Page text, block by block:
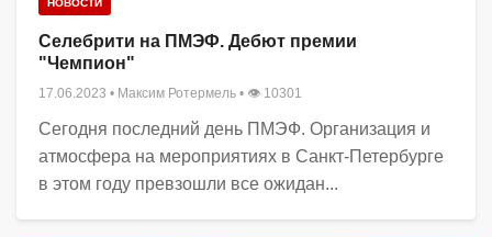
НОВОСТИ
Селебрити на ПМЭФ. Дебют премии
"Чемпион"
17.06.2023 • Максим Ротермель • 👁 10301
Сегодня последний день ПМЭФ. Организация и
атмосфера на мероприятиях в Санкт-Петербурге
в этом году превзошли все ожидан...